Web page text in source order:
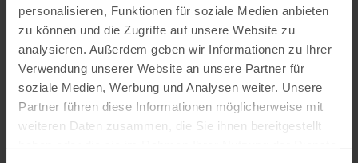
personalisieren, Funktionen für soziale Medien anbieten
zu können und die Zugriffe auf unsere Website zu
analysieren. Außerdem geben wir Informationen zu Ihrer
Verwendung unserer Website an unsere Partner für
soziale Medien, Werbung und Analysen weiter. Unsere
Partner führen diese Informationen möglicherweise mit
weiteren Daten zusammen, die Sie ihnen bereitgestellt
Merkmale / Besonderheiten
Kategorien
Impressionen